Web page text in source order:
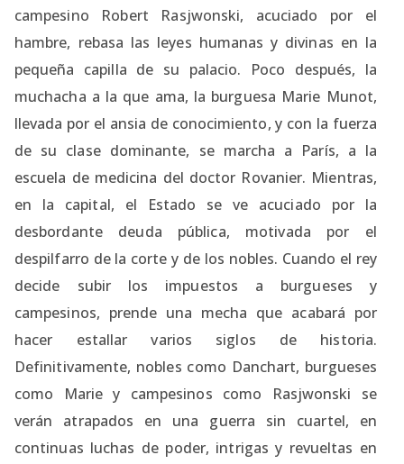
campesino Robert Rasjwonski, acuciado por el
hambre, rebasa las leyes humanas y divinas en la
pequeña capilla de su palacio. Poco después, la
muchacha a la que ama, la burguesa Marie Munot,
llevada por el ansia de conocimiento, y con la fuerza
de su clase dominante, se marcha a París, a la
escuela de medicina del doctor Rovanier. Mientras,
en la capital, el Estado se ve acuciado por la
desbordante deuda pública, motivada por el
despilfarro de la corte y de los nobles. Cuando el rey
decide subir los impuestos a burgueses y
campesinos, prende una mecha que acabará por
hacer estallar varios siglos de historia.
Definitivamente, nobles como Danchart, burgueses
como Marie y campesinos como Rasjwonski se
verán atrapados en una guerra sin cuartel, en
continuas luchas de poder, intrigas y revueltas en